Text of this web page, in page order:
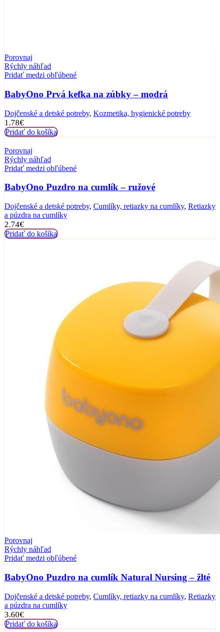
Porovnaj
Rýchly náhľad
Pridať medzi obľúbené
BabyOno Prvá kefka na zúbky – modrá
Dojčenské a detské potreby, Kozmetika, hygienické potreby
1.78€
Pridať do košíka
Porovnaj
Rýchly náhľad
Pridať medzi obľúbené
BabyOno Puzdro na cumlík – ružové
Dojčenské a detské potreby, Cumlíky, retiazky na cumlíky, Retiazky
a púzdra na cumlíky
2.74€
Pridať do košíka
Porovnaj
Rýchly náhľad
Pridať medzi obľúbené
BabyOno Puzdro na cumlík Natural Nursing – žlté
Dojčenské a detské potreby, Cumlíky, retiazky na cumlíky, Retiazky
a púzdra na cumlíky
3.60€
Pridať do košíka